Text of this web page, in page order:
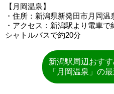
【月岡温泉】
・住所：新潟県新発田市月岡温
・アクセス：新潟駅より電車
シャトルバスで約20分
新潟駅周辺おす
「月岡温泉」の